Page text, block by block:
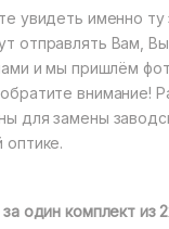
увидеть именно ту
отправлять Вам,
и мы пришлём
внимание!
для замены
оптике.
один комплект из